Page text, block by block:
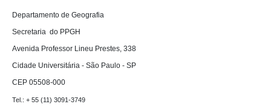
Departamento de Geografia
Secretaria  do PPGH
Avenida Professor Lineu Prestes, 338
Cidade Universitária - São Paulo - SP
CEP 05508-000